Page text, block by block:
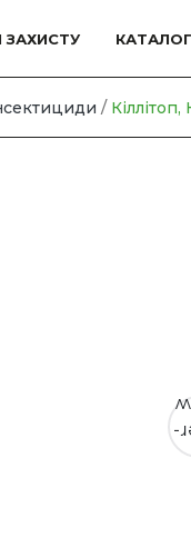
ЗАХИСТУ
/ Кіллітоп,